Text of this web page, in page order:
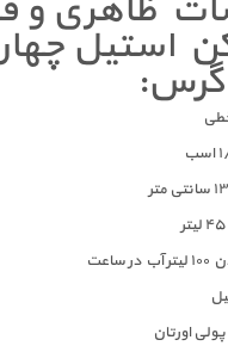
استیل
اورتان